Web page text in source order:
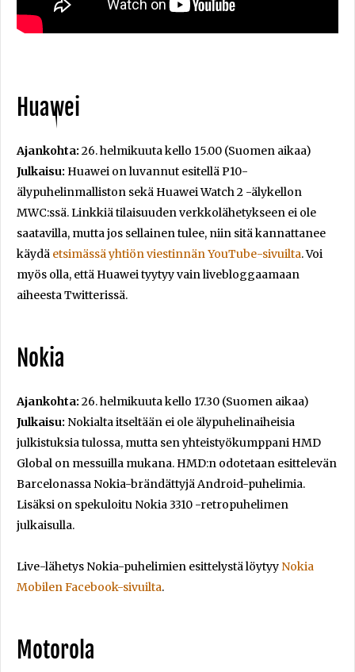
Huawei
Ajankohta: 26. helmikuuta kello 15.00 (Suomen aikaa)
Julkaisu: Huawei on luvannut esitellä P10-
älypuhelinmalliston sekä Huawei Watch 2 -älykellon
MWC:ssä. Linkkiä tilaisuuden verkkolähetykseen ei ole
saatavilla, mutta jos sellainen tulee, niin sitä kannattanee
käydä etsimässä yhtiön viestinnän YouTube-sivuilta. Voi
myös olla, että Huawei tyytyy vain livebloggaamaan
aiheesta Twitterissä.
Nokia
Ajankohta: 26. helmikuuta kello 17.30 (Suomen aikaa)
Julkaisu: Nokialta itseltään ei ole älypuhelinaiheisia
julkistuksia tulossa, mutta sen yhteistyökumppani HMD
Global on messuilla mukana. HMD:n odotetaan esittelevän
Barcelonassa Nokia-brändättyjä Android-puhelimia.
Lisäksi on spekuloitu Nokia 3310 -retropuhelimen
julkaisulla.
Live-lähetys Nokia-puhelimien esittelystä löytyy Nokia
Mobilen Facebook-sivuilta.
Motorola